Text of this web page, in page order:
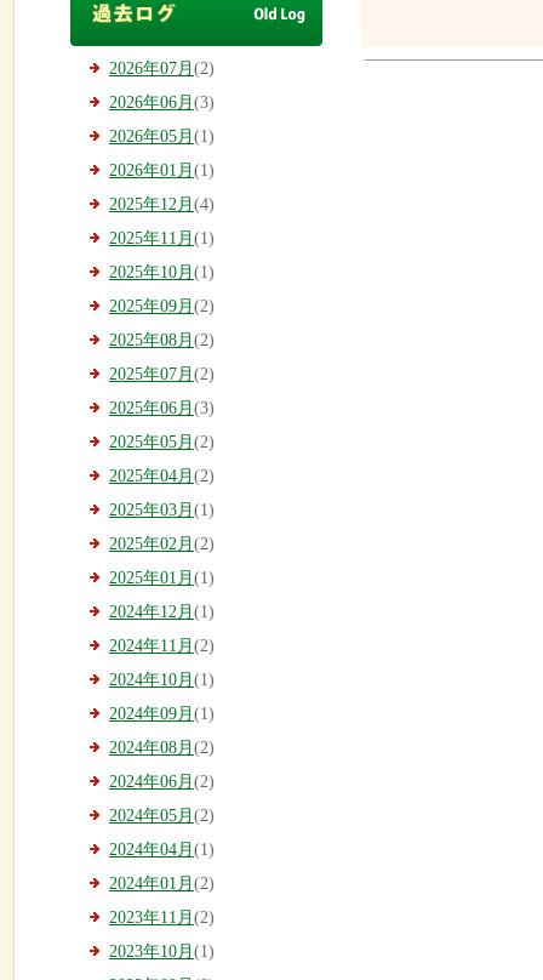
2026年07月 (2)
2026年06月 (3)
2026年05月 (1)
2026年01月 (1)
2025年12月 (4)
2025年11月 (1)
2025年10月 (1)
2025年09月 (2)
2025年08月 (2)
2025年07月 (2)
2025年06月 (3)
2025年05月 (2)
2025年04月 (2)
2025年03月 (1)
2025年02月 (2)
2025年01月 (1)
2024年12月 (1)
2024年11月 (2)
2024年10月 (1)
2024年09月 (1)
2024年08月 (2)
2024年06月 (2)
2024年05月 (2)
2024年04月 (1)
2024年01月 (2)
2023年11月 (2)
2023年10月 (1)